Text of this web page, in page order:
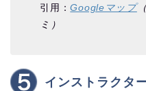
引用：Googleマップ
ミ）
インストラクタ